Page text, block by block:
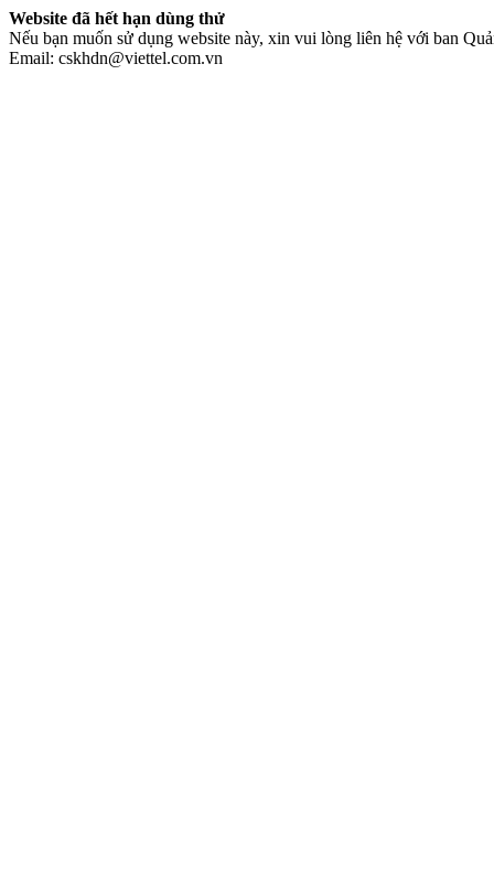
Website đã hết hạn dùng thử
Nếu bạn muốn sử dụng website này, xin vui lòng liên hệ với ban
Email: cskhdn@viettel.com.vn